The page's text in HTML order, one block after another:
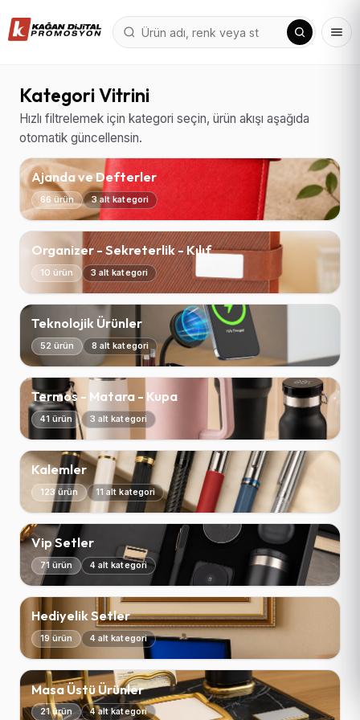
Kategori Vitrini
Hızlı filtrelemek için kategori seçin, ürün akışı aşağıda
otomatik güncellensin.
Ajanda ve Defterler
66 ürün 3 alt kategori
Organizer - Sekreterlik - Kılıf
10 ürün 3 alt kategori
Teknolojik Ürünler
52 ürün 8 alt kategori
Termos - Matara - Kupa
41 ürün 3 alt kategori
Kalemler
123 ürün 11 alt kategori
Vip Setler
71 ürün 4 alt kategori
Hediyelik Setler
19 ürün 4 alt kategori
Masa Üstü Ürünler
21 ürün 4 alt kategori